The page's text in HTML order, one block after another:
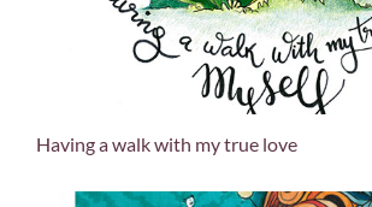
Having a walk with my true love